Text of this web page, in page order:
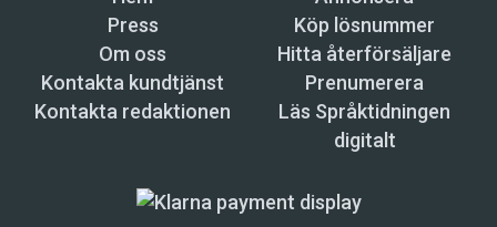
Press
Köp lösnummer
Om oss
Hitta återförsäljare
Kontakta kundtjänst
Prenumerera
Kontakta redaktionen
Läs Språktidningen
digitalt